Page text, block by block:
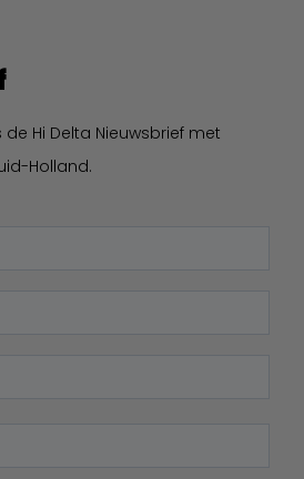
Hi Delta Nieuwsbrief met
Holland.